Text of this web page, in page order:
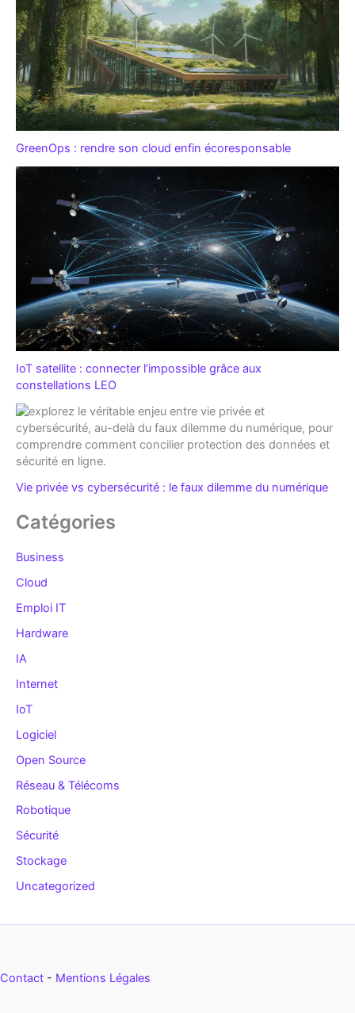
GreenOps : rendre son cloud enfin écoresponsable
IoT satellite : connecter l’impossible grâce aux
constellations LEO
Vie privée vs cybersécurité : le faux dilemme du numérique
Catégories
Business
Cloud
Emploi IT
Hardware
IA
Internet
IoT
Logiciel
Open Source
Réseau & Télécoms
Robotique
Sécurité
Stockage
Uncategorized
Contact - Mentions Légales